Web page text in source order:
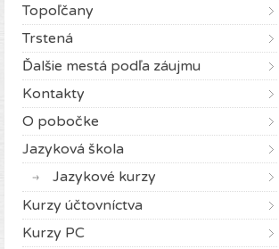
Topoľčany
Trstená
Ďalšie mestá podľa záujmu
Kontakty
O pobočke
Jazyková škola
Jazykové kurzy
Kurzy účtovníctva
Kurzy PC